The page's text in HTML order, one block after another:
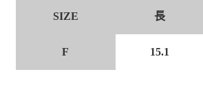
SIZE 長
F 15.1